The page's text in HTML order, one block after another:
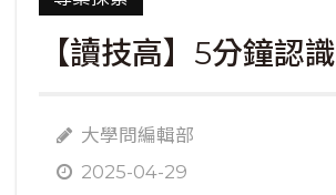
【讀技高】5分鐘認
大學問編輯部
2025-04-29